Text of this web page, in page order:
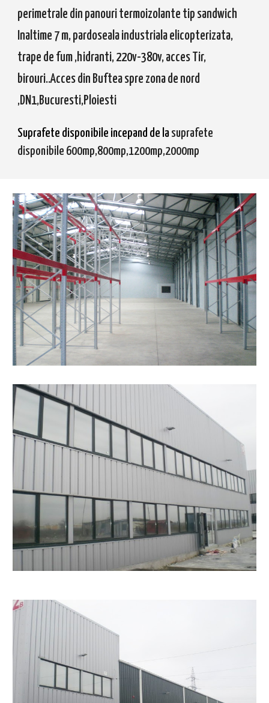
perimetrale din panouri termoizolante tip sandwich
Inaltime 7 m, pardoseala industriala elicopterizata,
trape de fum ,hidranti, 220v-380v, acces Tir,
birouri..Acces din Buftea spre zona de nord
,DN1,Bucuresti,Ploiesti
Suprafete disponibile incepand de la suprafete
disponibile 600mp,800mp,1200mp,2000mp